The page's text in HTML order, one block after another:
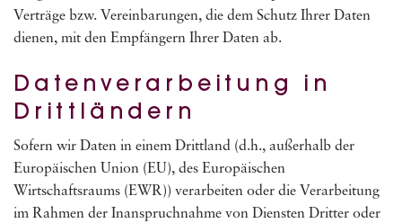
Verträge bzw. Vereinbarungen, die dem Schutz Ihrer Daten
dienen, mit den Empfängern Ihrer Daten ab.
Datenverarbeitung in
Drittländern
Sofern wir Daten in einem Drittland (d.h., außerhalb der
Europäischen Union (EU), des Europäischen
Wirtschaftsraums (EWR)) verarbeiten oder die Verarbeitung
im Rahmen der Inanspruchnahme von Diensten Dritter oder